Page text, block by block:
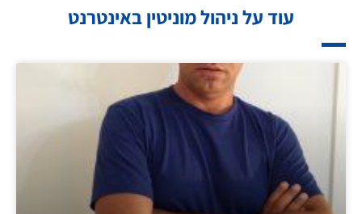
עוד על ניהול מוניטין באינטרנט